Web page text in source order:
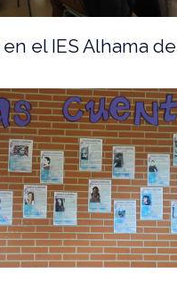
el IES Alhama de